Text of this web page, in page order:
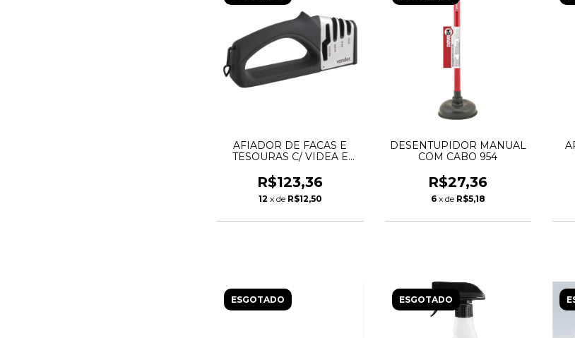
AFIADOR DE FACAS E
TESOURAS C/ VIDEA E
R$123,36
12 x de R$12,50
DESENTUPIDOR MANUAL
COM CABO 954
R$27,36
6 x de R$5,18
ESGOTADO ESGOTADO